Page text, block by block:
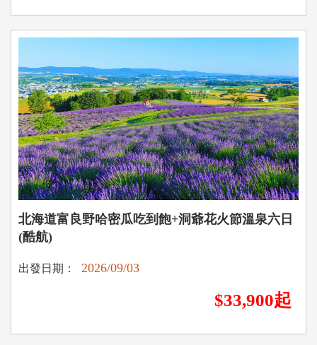
北海道富良野哈密瓜吃到飽+洞爺花火節溫泉六日
(酷航)
出發日期： 2026/09/03
$33,900起